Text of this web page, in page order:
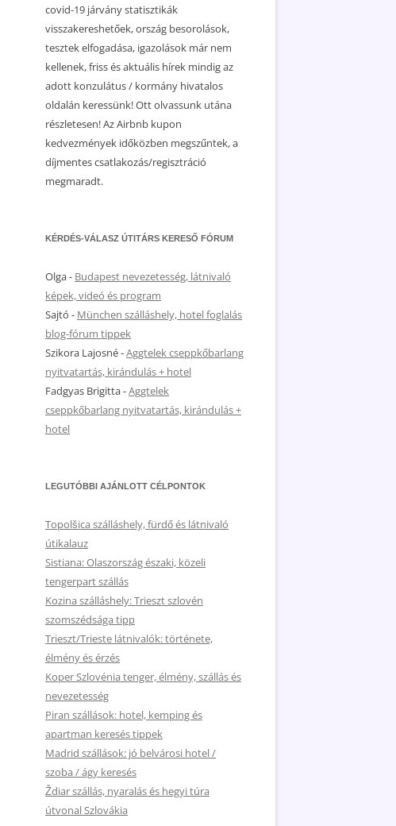
covid-19 járvány statisztikák
visszakereshetőek, ország besorolások,
tesztek elfogadása, igazolások már nem
kellenek, friss és aktuális hírek mindig az
adott konzulátus / kormány hivatalos
oldalán keressünk! Ott olvassunk utána
részletesen! Az Airbnb kupon
kedvezmények időközben megszűntek, a
díjmentes csatlakozás/regisztráció
megmaradt.
KÉRDÉS-VÁLASZ ÚTITÁRS KERESŐ FÓRUM
Olga- Budapest nevezetesség, látnivaló
képek, videó és program
Sajtó - München szálláshely, hotel foglalás
blog-fórum tippek
Szikora Lajosné-Aggtelek cseppkőbarlang
nyitvatartás, kirándulás + hotel
Fadgyas Brigitta-Aggtelek
cseppkőbarlang nyitvatartás, kirándulás +
hotel
LEGUTÓBBI AJÁNLOTT CÉLPONTOK
Topolšica szálláshely, fürdő és látnivaló
útikalauz
Sistiana: Olaszország északi, közeli
tengerpart szállás
Kozina szálláshely: Trieszt szlovén
szomszédsága tipp
Trieszt/Trieste látnivalók: története,
élmény és érzés
Koper Szlovénia tenger, élmény, szállás és
nevezetesség
Piran szállások: hotel, kemping és
apartman keresés tippek
Madrid szállások: jó belvárosi hotel /
szoba / ágy keresés
Ždiar szállás, nyaralás és hegyi túra
útvonal Szlovákia